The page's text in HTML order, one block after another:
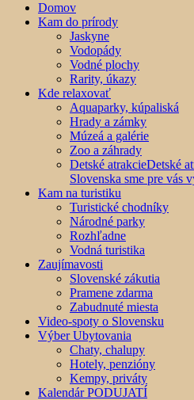
Domov
Kam do prírody
Jaskyne
Vodopády
Vodné plochy
Rarity, úkazy
Kde relaxovať
Aquaparky, kúpaliská
Hrady a zámky
Múzeá a galérie
Zoo a záhrady
Detské atrakcieDetské
Slovenska sme pre vás
Kam na turistiku
Turistické chodníky
Národné parky
Rozhľadne
Vodná turistika
Zaujímavosti
Slovenské zákutia
Pramene zdarma
Zabudnuté miesta
Video-spoty o Slovensku
Výber Ubytovania
Chaty, chalupy
Hotely, penzióny
Kempy, priváty
Kalendár PODUJATÍ